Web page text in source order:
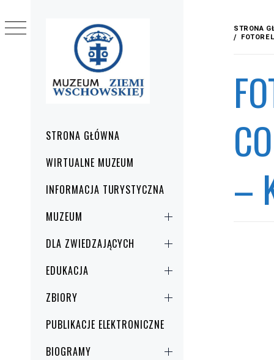
główneSTRONA GŁÓWNA
WIRTUALNE MUZEUM
INFORMACJA TURYSTYCZNA
MUZEUM
DLA ZWIEDZAJĄCYCH
EDUKACJA
ZBIORY
PUBLIKACJE ELEKTRONICZNE
BIOGRAMY
STRONA
–